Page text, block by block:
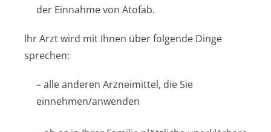
der Einnahme von Atofab.
Ihr Arzt wird mit Ihnen über folgende Dinge
sprechen:
– alle anderen Arzneimittel, die Sie
einnehmen/anwenden